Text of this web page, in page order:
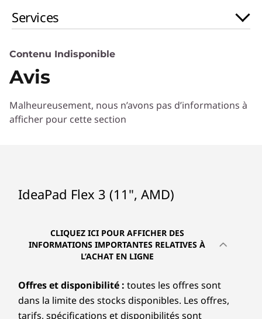
Services
Contenu Indisponible
Avis
Malheureusement, nous n’avons pas d’informations à
afficher pour cette section
IdeaPad Flex 3 (11", AMD)
CLIQUEZ ICI POUR AFFICHER DES
INFORMATIONS IMPORTANTES RELATIVES À
L’ACHAT EN LIGNE
Offres et disponibilité : toutes les offres sont
dans la limite des stocks disponibles. Les offres,
tarifs, spécifications et disponibilités sont